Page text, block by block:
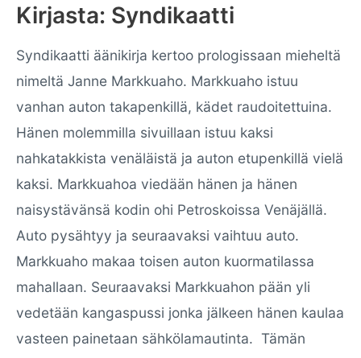
Kirjasta: Syndikaatti
Syndikaatti äänikirja kertoo prologissaan mieheltä
nimeltä Janne Markkuaho. Markkuaho istuu
vanhan auton takapenkillä, kädet raudoitettuina.
Hänen molemmilla sivuillaan istuu kaksi
nahkatakkista venäläistä ja auton etupenkillä vielä
kaksi. Markkuahoa viedään hänen ja hänen
naisystävänsä kodin ohi Petroskoissa Venäjällä.
Auto pysähtyy ja seuraavaksi vaihtuu auto.
Markkuaho makaa toisen auton kuormatilassa
mahallaan. Seuraavaksi Markkuahon pään yli
vedetään kangaspussi jonka jälkeen hänen kaulaa
vasteen painetaan sähkölamautinta. Tämän